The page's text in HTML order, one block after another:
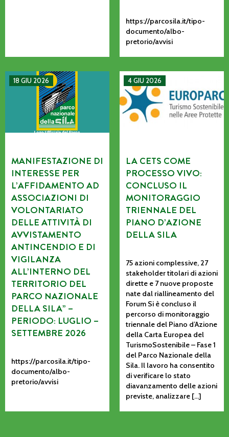
https://parcosila.it/tipo-
documento/albo-
pretorio/avvisi
18 GIU 2026
MANIFESTAZIONE DI INTERESSE PER L’AFFIDAMENTO
MANIFESTAZIONE DI
INTERESSE PER
L’AFFIDAMENTO AD
ASSOCIAZIONI DI
VOLONTARIATO
DELLE ATTIVITÀ DI
AVVISTAMENTO
ANTINCENDIO E DI
VIGILANZA
ALL’INTERNO DEL
TERRITORIO DEL
PARCO NAZIONALE
DELLA SILA” –
PERIODO: LUGLIO –
SETTEMBRE 2026
https://parcosila.it/tipo-
documento/albo-
pretorio/avvisi
4 GIU 2026
La CETS come processo
LA CETS COME
PROCESSO VIVO:
CONCLUSO IL
MONITORAGGIO
TRIENNALE DEL
PIANO D’AZIONE
DELLA SILA
75 azioni complessive, 27
stakeholder titolari di azioni
dirette e 7 nuove proposte
nate dal riallineamento del
Forum Si è concluso il
percorso di monitoraggio
triennale del Piano d’Azione
della Carta Europea del
TurismoSostenibile – Fase 1
del Parco Nazionale della
Sila. Il lavoro ha consentito
di verificare lo stato
diavanzamento delle azioni
previste, analizzare […]